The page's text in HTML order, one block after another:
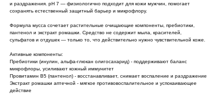
и раздражения. pH 7 — физиологично подходит для кожи мужчин, помогает
сохранять естественный защитный барьер и микрофлору.
Формула мусса сочетает растительные очищающие компоненты, пребиотики,
пантенол и экстракт ромашки. Средство не содержит мыла, красителей,
сульфатов и отдушек — только то, что действительно нужно чувствительной коже.
Активные компоненты:
Пребиотики (инулин, альфа-глюкан олигосахарид) - поддерживают баланс
микрофлоры, усиливают кожный иммунитет
Провитамин B5 (пантенол) - восстанавливает, снимает воспаление и раздражение
Экстракт ромашки аптечной - мягкое противовоспалительное и успокаивающее
действие